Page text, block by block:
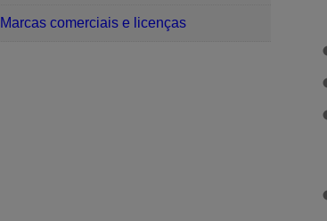
Marcas comerciais e licenças